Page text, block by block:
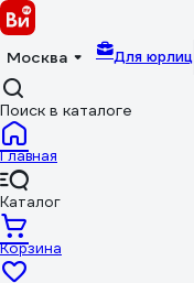
Москва Для юрлиц
Поиск в каталоге
Главная
Каталог
Корзина